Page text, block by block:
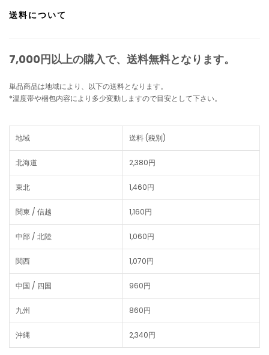
送料について
7,000円以上の購入で、 送料無料となります。
単品商品は地域により、以下の送料となります。
*温度帯や梱包内容により多少変動しますので目安として下さい。
地域 送料 (税別)
北海道 2,380円
東北 1,460円
関東 / 信越 1,160円
中部 / 北陸 1,060円
関西 1,070円
中国 / 四国 960円
九州 860円
沖縄 2,340円